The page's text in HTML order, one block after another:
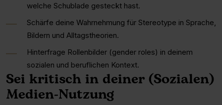
welche Schublade gesteckt hast.
Schärfe deine Wahrnehmung für Stereotype in Sprache,
Bildern und Alltagstheorien.
Hinterfrage Rollenbilder (gender roles) in deinem
sozialen und beruflichen Kontext.
Sei kritisch in deiner (Sozialen)
Medien-Nutzung